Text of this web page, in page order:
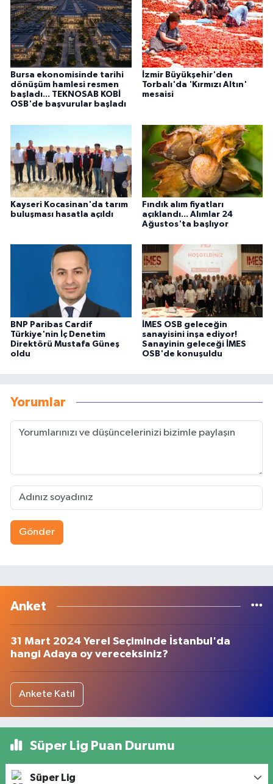
Bursa ekonomisinde tarihi
dönüşüm hamlesi resmen
başladı... TEKNOSAB KOBİ
OSB'de başvurular başladı
İzmir Büyükşehir'den
Torbalı'da 'Kırmızı Altın'
mesaisi
Kayseri Kocasinan'da tarım
buluşması hasatla açıldı
Fındık alım fiyatları
açıklandı... Alımlar 24
Ağustos'ta başlıyor
BNP Paribas Cardif
Türkiye'nin İç Denetim
Direktörü Mustafa Güneş
oldu
İMES OSB geleceğin
sanayisini inşa ediyor!
Sanayinin geleceği İMES
OSB'de konuşuldu
Yorumlar
Gönder
Anket
31 Mart 2024 Yerel Seçiminde İstanbul'da
hangi Adaya oy vereceksiniz?
Ankete Katıl
Süper Lig Puan Durumu
Süper Lig